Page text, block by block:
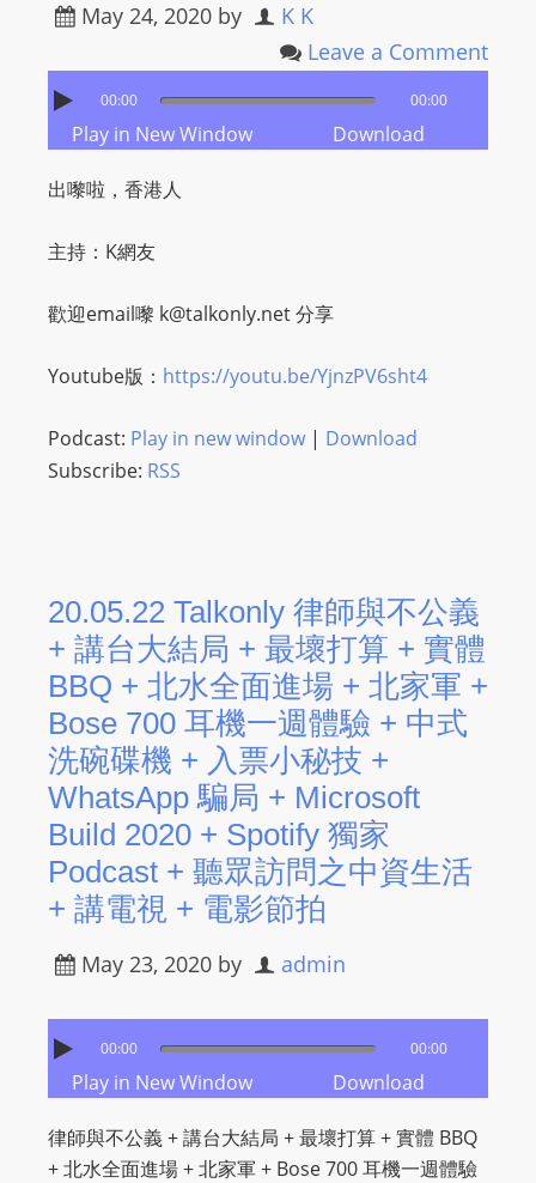
May 24, 2020 by
K K
Leave a Comment
00:00 00:00
Play in New Window Download
出嚟啦，香港人
主持：K網友
歡迎email嚟 k@talkonly.net分享
Youtube版： https://youtu.be/YjnzPV6sht4
Podcast: Play in new window| Download
Subscribe: RSS
20.05.22 Talkonly 律師與不公義
+ 講台大結局 + 最壞打算 + 實體
BBQ + 北水全面進場 + 北家軍 +
Bose 700 耳機一週體驗 + 中式
洗碗碟機 + 入票小秘技 +
WhatsApp 騙局 + Microsoft
Build 2020 + Spotify 獨家
Podcast​ + 聽眾訪問之中資生活
+ 講電視 + 電影節拍
May 23, 2020 by admin
00:00 00:00
Play in New Window Download
律師與不公義 + 講台大結局 + 最壞打算 + 實體 BBQ
+ 北水全面進場 + 北家軍 + Bose 700 耳機一週體驗